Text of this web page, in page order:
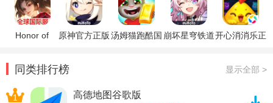
工具)
Honor of
原神官方正版汤姆猫跑酷国 崩坏星穹铁道开心消消乐正
同类排行榜 显示全部 >
1 高德地图谷歌版